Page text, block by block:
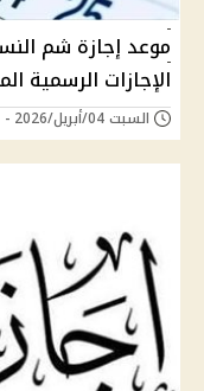
الإجازات الرسمية
السبت 04/أبريل/2026 - 11:31 م